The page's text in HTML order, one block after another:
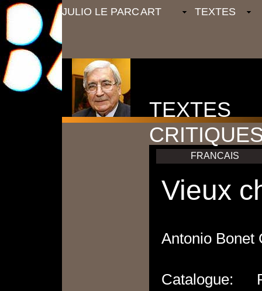
JULIO LE PARCART TEXTES
TEXTES
FRANCAIS
Vieux
Antonio Bonet
Catalogue: